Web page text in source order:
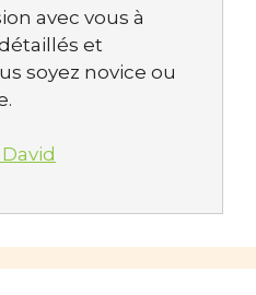
avec vous à
et
soyez novice ou